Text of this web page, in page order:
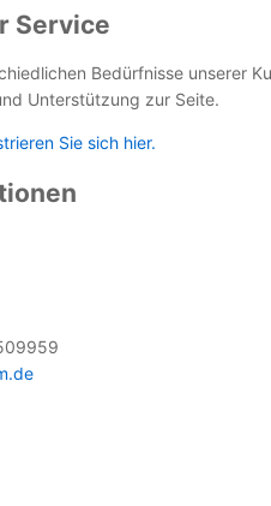
Service
Bedürfnisse unserer
Unterstützung zur Seite.
Sie sich hier.